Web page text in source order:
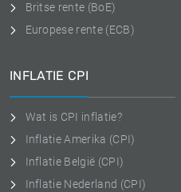
Britse rente (BoE)
Europese rente (ECB)
INFLATIE CPI
Wat is CPI inflatie?
Inflatie Amerika (CPI)
Inflatie België (CPI)
Inflatie Nederland (CPI)